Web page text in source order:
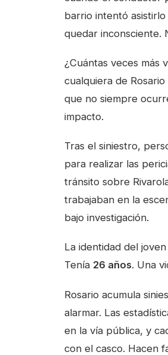
barrio intentó
quedar inconsciente.
¿Cuántas veces más
cualquiera de
que no siempre
impacto.
Tras el siniestro,
para realizar las
tránsito sobre
trabajaban en la
bajo investigación.
La identidad del
Tenía 26 años. Una
Rosario acumula
alarmar. Las
en la vía pública, y
con el casco. Hacen